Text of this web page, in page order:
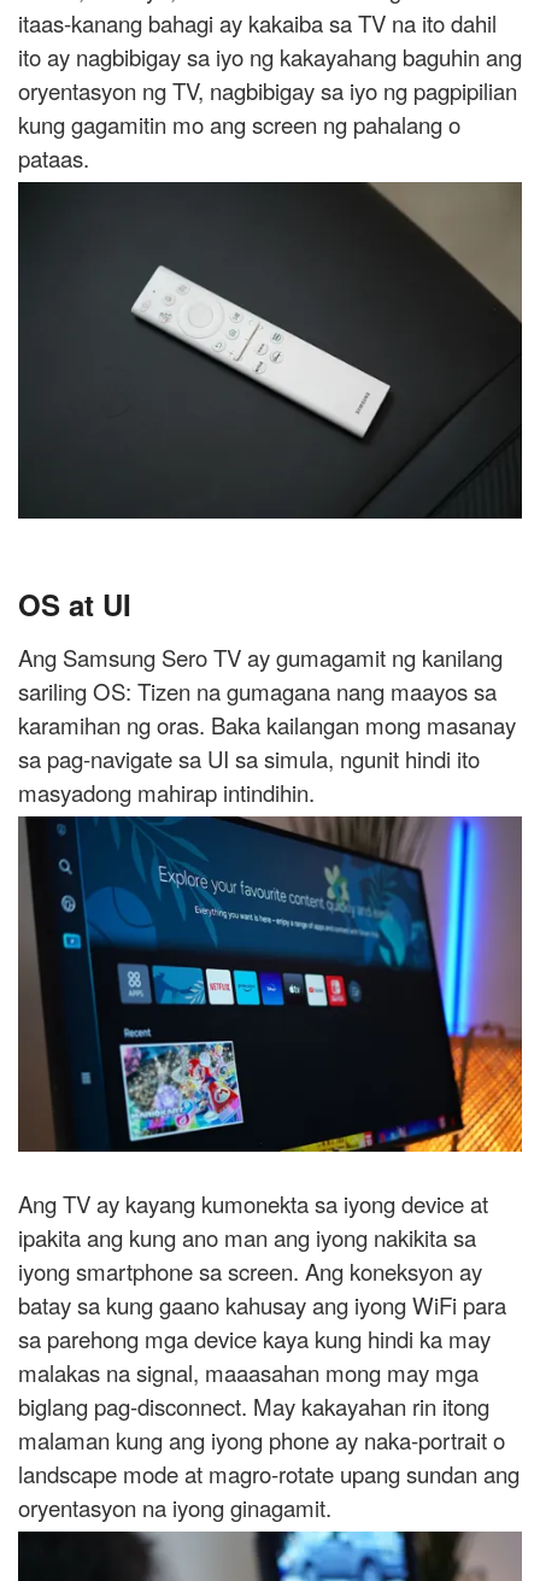
itaas-kanang bahagi ay kakaiba sa TV na ito dahil
ito ay nagbibigay sa iyo ng kakayahang baguhin ang
oryentasyon ng TV, nagbibigay sa iyo ng pagpipilian
kung gagamitin mo ang screen ng pahalang o
pataas.
OS at UI
Ang Samsung Sero TV ay gumagamit ng kanilang
sariling OS: Tizen na gumagana nang maayos sa
karamihan ng oras. Baka kailangan mong masanay
sa pag-navigate sa UI sa simula, ngunit hindi ito
masyadong mahirap intindihin.
Ang TV ay kayang kumonekta sa iyong device at
ipakita ang kung ano man ang iyong nakikita sa
iyong smartphone sa screen. Ang koneksyon ay
batay sa kung gaano kahusay ang iyong WiFi para
sa parehong mga device kaya kung hindi ka may
malakas na signal, maaasahan mong may mga
biglang pag-disconnect. May kakayahan rin itong
malaman kung ang iyong phone ay naka-portrait o
landscape mode at magro-rotate upang sundan ang
oryentasyon na iyong ginagamit.